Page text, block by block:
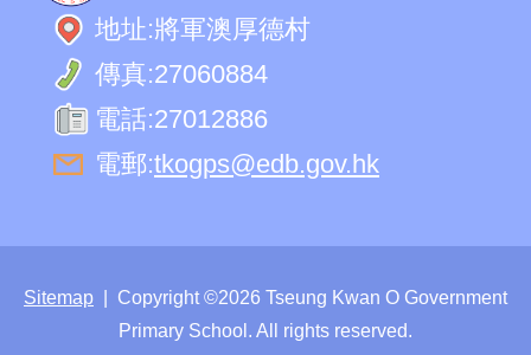
地址:將軍澳厚德村
傳真:27060884
電話:27012886
電郵:tkogps@edb.gov.hk
Sitemap | Copyright ©2026 Tseung Kwan O Government
Primary School. All rights reserved.